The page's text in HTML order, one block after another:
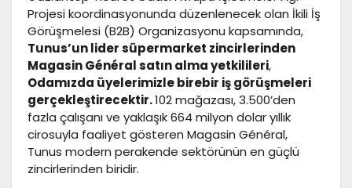
Projesi koordinasyonunda düzenlenecek olan İkili İş
Görüşmelesi (B2B) Organizasyonu kapsamında,
Tunus’un lider süpermarket zincirlerinden
Magasin Général satın alma yetkilileri,
Odamızda üyelerimizle birebir iş görüşmeleri
gerçekleştirecektir.102 mağazası, 3.500’den
fazla çalışanı ve yaklaşık 664 milyon dolar yıllık
cirosuyla faaliyet gösteren Magasin Général,
Tunus modern perakende sektörünün en güçlü
zincirlerinden biridir.